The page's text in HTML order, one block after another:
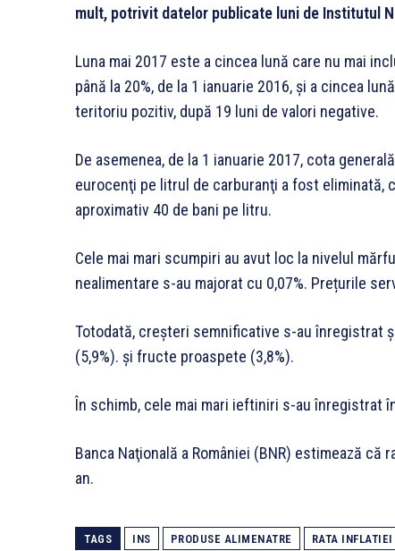
mult, potrivit datelor publicate luni de Institutul
Luna mai 2017 este a cincea lună care nu mai
până la 20%, de la 1 ianuarie 2016, şi a cincea
teritoriu pozitiv, după 19 luni de valori negative.
De asemenea, de la 1 ianuarie 2017, cota
eurocenţi pe litrul de carburanţi a fost eliminată,
aproximativ 40 de bani pe litru.
Cele mai mari scumpiri au avut loc la nivelul
nealimentare s-au majorat cu 0,07%. Prețurile
Totodată, creșteri semnificative s-au înregistrat
(5,9%). şi fructe proaspete (3,8%).
În schimb, cele mai mari ieftiniri s-au înregistrat
Banca Naţională a României (BNR) estimează că
an.
TAGS INS PRODUSE ALIMENATRE RATA INFLATIEI